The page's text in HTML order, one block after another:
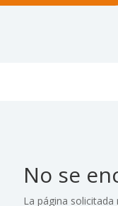
No se
La página